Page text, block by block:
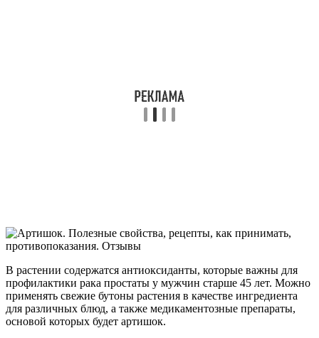
В растении содержатся антиоксиданты, которые важны для
профилактики рака простаты у мужчин старше 45 лет. Можно
применять свежие бутоны растения в качестве ингредиента
для различных блюд, а также медикаментозные препараты,
основой которых будет артишок.